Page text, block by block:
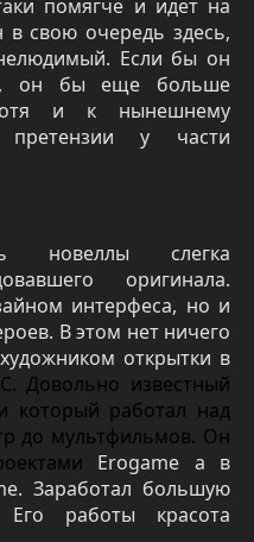
помягче и идет на
в свою очередь здесь,
Если бы он
он бы еще больше
и к нынешнему
у части
новеллы слегка
оригинала.
интерфеса, но и
В этом нет ничего
открытки в
Довольно известный
который работал над
до мультфильмов. Он
Erogame а в
. Заработал большую
работы красота